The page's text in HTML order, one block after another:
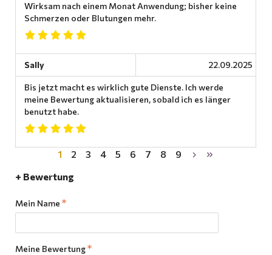
Wirksam nach einem Monat Anwendung; bisher keine
Schmerzen oder Blutungen mehr.
Sally 22.09.2025
Bis jetzt macht es wirklich gute Dienste. Ich werde
meine Bewertung aktualisieren, sobald ich es länger
benutzt habe.
1 2 3 4 5 6 7 8
9
+ Bewertung
Mein Name
Meine Bewertung